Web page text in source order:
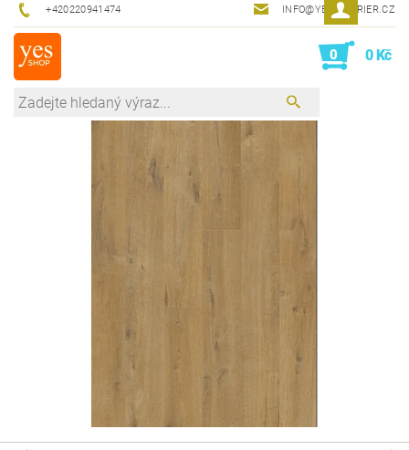
+420220941474 INFO@YESINTERIER.CZ
0 0 Kč